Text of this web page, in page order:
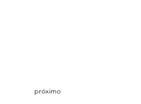
próximo